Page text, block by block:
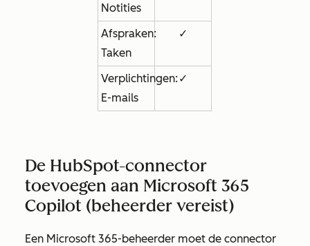
Notities
Afspraken:
Taken
✓
Verplichtingen:
E-mails
✓
De HubSpot-connector
toevoegen aan Microsoft 365
Copilot (beheerder vereist)
Een Microsoft 365-beheerder moet de connector